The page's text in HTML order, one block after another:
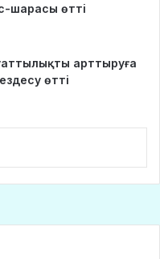
шарасы өтті
арттыруға
өтті